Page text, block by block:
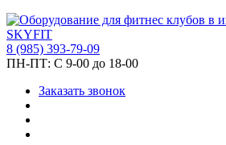
8 (985) 393-79-09
ПН-ПТ: С 9-00 до 18-00
Заказать звонок